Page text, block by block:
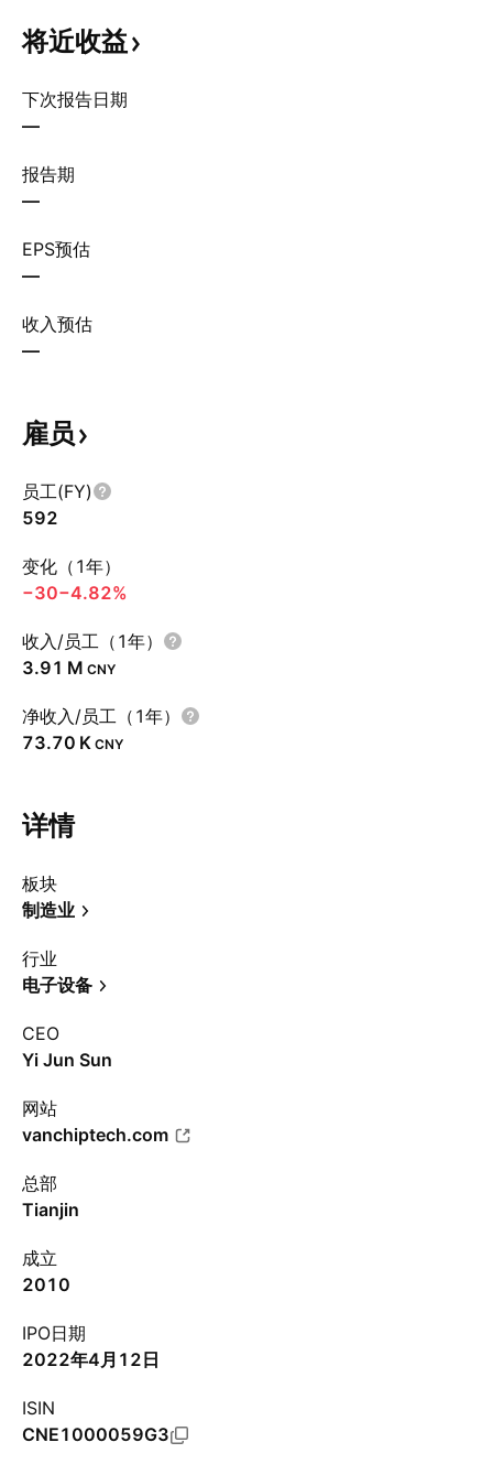
将近收益
下次报告日期
—
报告期
—
EPS预估
—
收入预估
—
雇员
员工(FY)
592
变化（1年）
−30−4.82%
收入/员工（1年）
‪3.91 M‬ CNY
净收入/员工（1年）
‪73.70 K‬ CNY
详情
板块
制造业
行业
电子设备
CEO
Yi Jun Sun
网站
vanchiptech.com
总部
Tianjin
成立
2010
IPO日期
2022年4月12日
ISIN
CNE1000059G3